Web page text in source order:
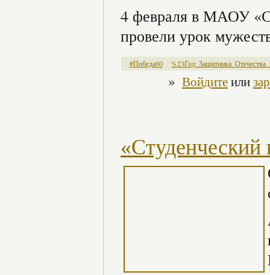
4 февраля в МАОУ
провели урок
#Победа80
» Войдитеили
«Студенческий